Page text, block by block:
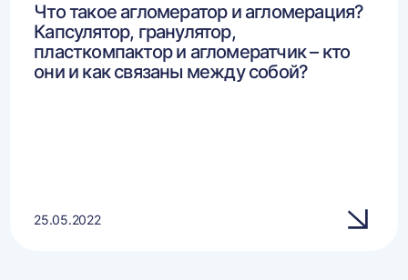
Что такое агломератор и агломерация?
Капсулятор, гранулятор,
пласткомпактор и агломератчик – кто
они и как связаны между собой?
25.05.2022